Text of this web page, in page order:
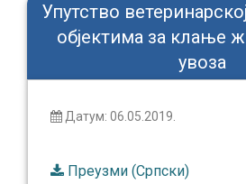
Упутство
објектима за клање
увоза
Датум: 06.05.2019.
Преузми (Српски)